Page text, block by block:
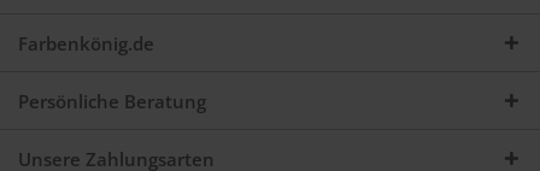
Farbenkönig.de
Persönliche Beratung
Unsere Zahlungsarten